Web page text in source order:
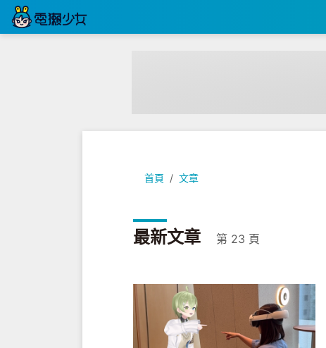
首頁 文章
最新文章 第 23 頁